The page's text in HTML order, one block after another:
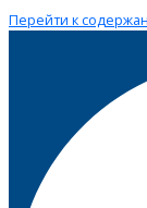
Перейти к